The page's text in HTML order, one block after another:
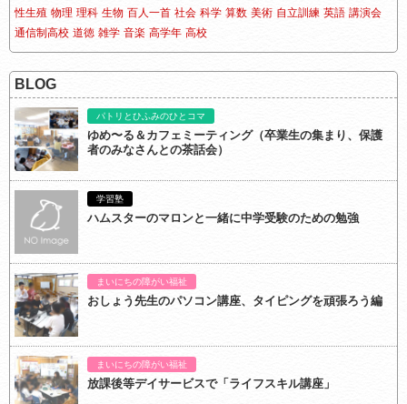
性生殖 物理 理科 生物 百人一首 社会 科学 算数 美術 自立訓練 英語 講演会
通信制高校 道徳 雑学 音楽 高学年 高校
BLOG
パトリとひふみのひとコマ
ゆめ〜る＆カフェミーティング（卒業生の集まり、保護
者のみなさんとの茶話会）
学習塾
ハムスターのマロンと一緒に中学受験のための勉強
まいにちの障がい福祉
おしょう先生のパソコン講座、タイピングを頑張ろう編
まいにちの障がい福祉
放課後等デイサービスで「ライフスキル講座」